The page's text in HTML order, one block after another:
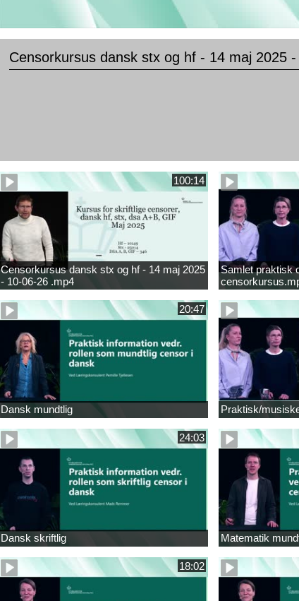
Censorkursus dansk stx og hf - 14 maj 2025
100:14
Censorkursus dansk stx og hf - 14 maj 2025
- 10-06-26 .mp4
Samlet praktisk
20:47
Dansk mundtlig Praktisk/
24:03
Dansk skriftlig Matematik
18:02